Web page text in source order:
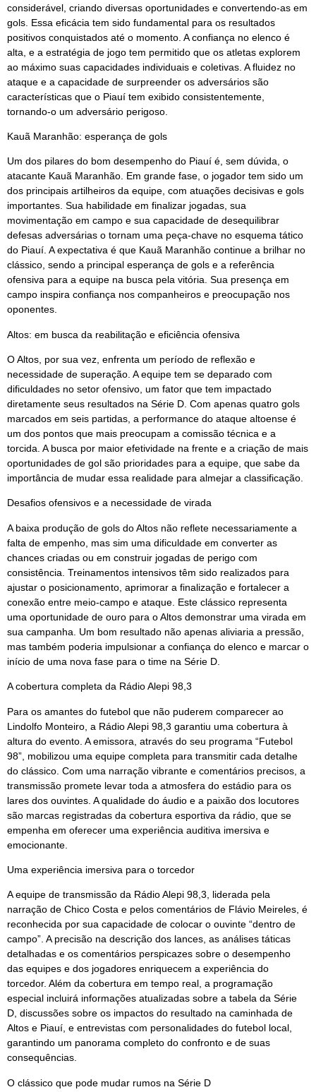
considerável, criando diversas oportunidades e convertendo-as em
gols. Essa eficácia tem sido fundamental para os resultados
positivos conquistados até o momento. A confiança no elenco é
alta, e a estratégia de jogo tem permitido que os atletas explorem
ao máximo suas capacidades individuais e coletivas. A fluidez no
ataque e a capacidade de surpreender os adversários são
características que o Piauí tem exibido consistentemente,
tornando-o um adversário perigoso.
Kauã Maranhão: esperança de gols
Um dos pilares do bom desempenho do Piauí é, sem dúvida, o
atacante Kauã Maranhão. Em grande fase, o jogador tem sido um
dos principais artilheiros da equipe, com atuações decisivas e gols
importantes. Sua habilidade em finalizar jogadas, sua
movimentação em campo e sua capacidade de desequilibrar
defesas adversárias o tornam uma peça-chave no esquema tático
do Piauí. A expectativa é que Kauã Maranhão continue a brilhar no
clássico, sendo a principal esperança de gols e a referência
ofensiva para a equipe na busca pela vitória. Sua presença em
campo inspira confiança nos companheiros e preocupação nos
oponentes.
Altos: em busca da reabilitação e eficiência ofensiva
O Altos, por sua vez, enfrenta um período de reflexão e
necessidade de superação. A equipe tem se deparado com
dificuldades no setor ofensivo, um fator que tem impactado
diretamente seus resultados na Série D. Com apenas quatro gols
marcados em seis partidas, a performance do ataque altoense é
um dos pontos que mais preocupam a comissão técnica e a
torcida. A busca por maior efetividade na frente e a criação de mais
oportunidades de gol são prioridades para a equipe, que sabe da
importância de mudar essa realidade para almejar a classificação.
Desafios ofensivos e a necessidade de virada
A baixa produção de gols do Altos não reflete necessariamente a
falta de empenho, mas sim uma dificuldade em converter as
chances criadas ou em construir jogadas de perigo com
consistência. Treinamentos intensivos têm sido realizados para
ajustar o posicionamento, aprimorar a finalização e fortalecer a
conexão entre meio-campo e ataque. Este clássico representa
uma oportunidade de ouro para o Altos demonstrar uma virada em
sua campanha. Um bom resultado não apenas aliviaria a pressão,
mas também poderia impulsionar a confiança do elenco e marcar o
início de uma nova fase para o time na Série D.
A cobertura completa da Rádio Alepi 98,3
Para os amantes do futebol que não puderem comparecer ao
Lindolfo Monteiro, a Rádio Alepi 98,3 garantiu uma cobertura à
altura do evento. A emissora, através do seu programa “Futebol
98”, mobilizou uma equipe completa para transmitir cada detalhe
do clássico. Com uma narração vibrante e comentários precisos, a
transmissão promete levar toda a atmosfera do estádio para os
lares dos ouvintes. A qualidade do áudio e a paixão dos locutores
são marcas registradas da cobertura esportiva da rádio, que se
empenha em oferecer uma experiência auditiva imersiva e
emocionante.
Uma experiência imersiva para o torcedor
A equipe de transmissão da Rádio Alepi 98,3, liderada pela
narração de Chico Costa e pelos comentários de Flávio Meireles, é
reconhecida por sua capacidade de colocar o ouvinte “dentro de
campo”. A precisão na descrição dos lances, as análises táticas
detalhadas e os comentários perspicazes sobre o desempenho
das equipes e dos jogadores enriquecem a experiência do
torcedor. Além da cobertura em tempo real, a programação
especial incluirá informações atualizadas sobre a tabela da Série
D, discussões sobre os impactos do resultado na caminhada de
Altos e Piauí, e entrevistas com personalidades do futebol local,
garantindo um panorama completo do confronto e de suas
consequências.
O clássico que pode mudar rumos na Série D